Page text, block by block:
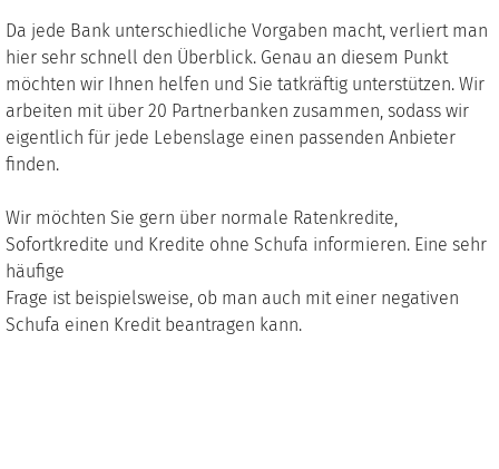
Da jede Bank unterschiedliche Vorgaben macht, verliert man
hier sehr schnell den Überblick. Genau an diesem Punkt
möchten wir Ihnen helfen und Sie tatkräftig unterstützen. Wir
arbeiten mit über 20 Partnerbanken zusammen, sodass wir
eigentlich für jede Lebenslage einen passenden Anbieter
finden.
Wir möchten Sie gern über normale Ratenkredite,
Sofortkredite und Kredite ohne Schufa informieren. Eine sehr
häufige
Frage ist beispielsweise, ob man auch mit einer negativen
Schufa einen Kredit beantragen kann.